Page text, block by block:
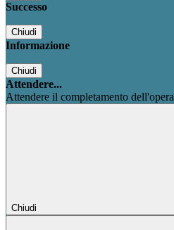
Successo
Chiudi
Informazione
Chiudi
Attendere...
Attendere il completamento
Chiudi